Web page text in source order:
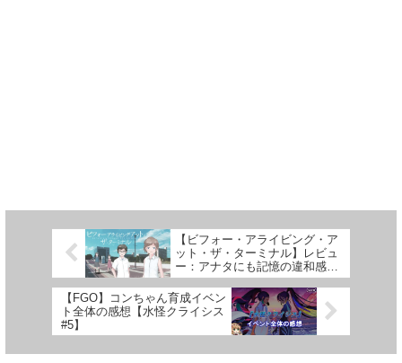
【ビフォー・アライビング・ア
ット・ザ・ターミナル】レビュ
ー：アナタにも記憶の違和感を
感じたことはありませんか？
【Steam】
【FGO】コンちゃん育成イベン
ト全体の感想【水怪クライシス
#5】